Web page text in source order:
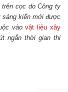
cọc do Công ty
sáng kiến mới được
vàovật liệu xây
ngắn thời gian thi